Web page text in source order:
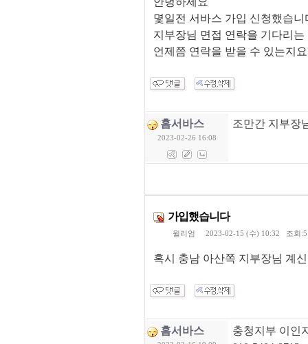
몇일전 서바스 가입 신청했습니
지부장님 면접 연락을 기다리는
언제쯤 연락을 받을 수 있는지요
홈서바스
2023-02-26 16:08
조만간 지부장
가입했습니다
윌리엄 2023-02-15 (수) 10:32 조회
혹시 충남 아산쪽 지부장님 계
홈서바스
충청지부 이인